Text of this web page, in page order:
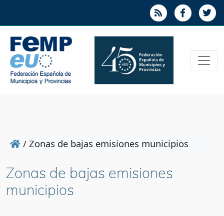
/ Zonas de bajas emisiones municipios
Zonas de bajas emisiones
municipios